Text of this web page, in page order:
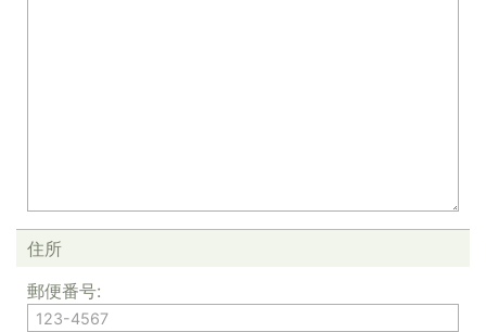
住所
郵便番号: